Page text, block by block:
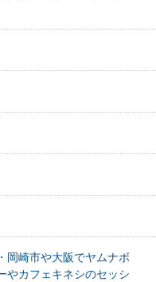
岡崎市や大阪でヤムナボ
やカフェキネシのセッシ